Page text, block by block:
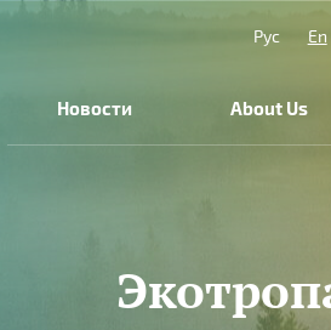
Рус
En
Новости About Us